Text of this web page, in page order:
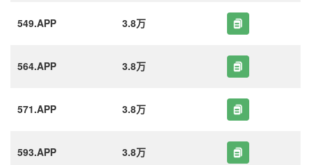
549.APP 3.8万
564.APP 3.8万
571.APP 3.8万
593.APP 3.8万